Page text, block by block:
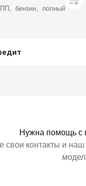
бензин, полный
Нужна помощь с
свои контакты и